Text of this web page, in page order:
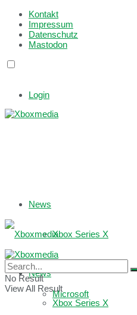
Kontakt
Impressum
Datenschutz
Mastodon
Login
News
Xbox Series X
Microsoft
News
Xbox Series X
No Result
View All Result